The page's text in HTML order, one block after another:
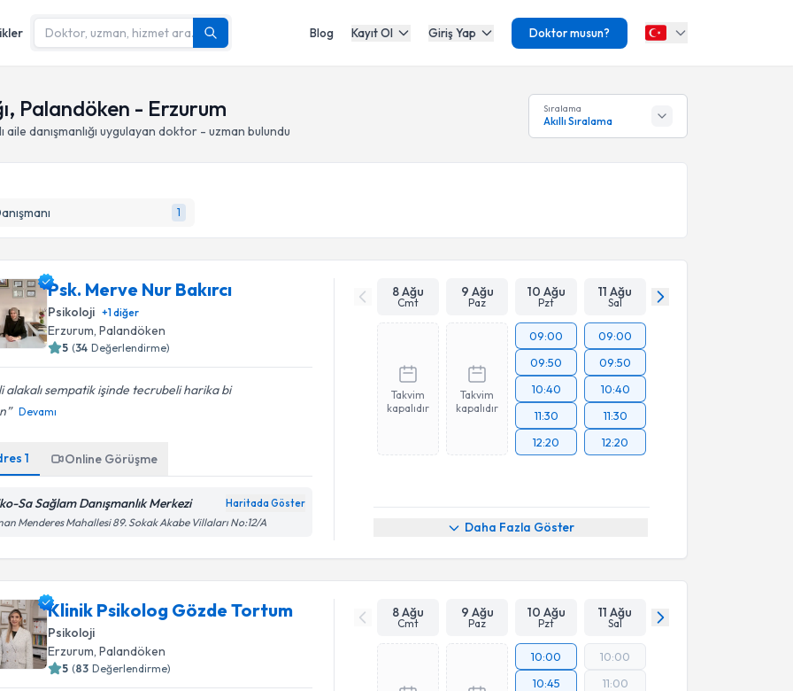
Blog Kayıt Ol Giriş Yap Doktor musun?
Palandöken - Erzurum
danışmanlığı uygulayan doktor - uzman bulundu
Sıralama
Akıllı Sıralama
1
Psk. Merve Nur Bakırcı
Psikoloji +1diğer
Erzurum, Palandöken
5 (34 Değerlendirme)
alakalı sempatik işinde tecrubeli harika bi
Devamı
1 Online Görüşme
Sa Sağlam Danışmanlık Merkezi Haritada Göster
Menderes Mahallesi 89. Sokak Akabe Villaları No:12/A
8 Ağu
Cmt
9 Ağu
Paz
10 Ağu
Pzt
11 Ağu
Sal
Takvim
kapalıdır
Takvim
kapalıdır
09:00
09:50
10:40
11:30
12:20
09:00
09:50
10:40
11:30
12:20
Daha Fazla Göster
Klinik Psikolog Gözde Tortum
Psikoloji
Erzurum , Palandöken
5 (83 Değerlendirme)
8 Ağu
Cmt
9 Ağu
Paz
10 Ağu
Pzt
11 Ağu
Sal
10:00
10:45
10:00
11:00